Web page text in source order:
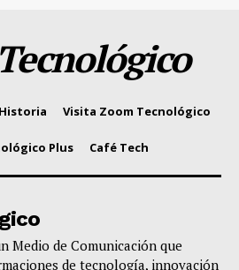
Visita Zoom Tecnológico
Plus Café Tech
Medio de Comunicación que
de tecnología, innovación